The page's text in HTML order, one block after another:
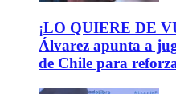
¡LO QUIERE DE
Álvarez apunta a
de Chile para